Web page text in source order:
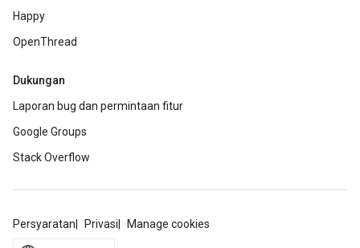
Happy
OpenThread
Dukungan
Laporan bug dan permintaan fitur
Google Groups
Stack Overflow
Persyaratan Privasi Manage cookies